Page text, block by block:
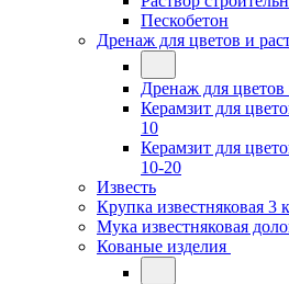
Пескобетон
Дренаж для цветов и
Дренаж для цветов
Керамзит для
10
Керамзит для
10-20
Известь
Крупка известняковая 3
Мука известняковая
Кованые изделия